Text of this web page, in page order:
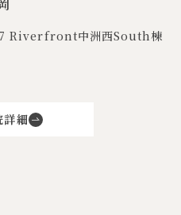
7Riverfront中洲西South棟
詳細